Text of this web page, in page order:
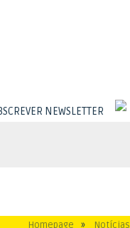
NEWSLETTER
Homepage » Notícias